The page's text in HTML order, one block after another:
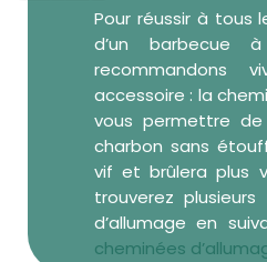
Pour réussir à tous
d’un barbecue
recommandons
accessoire : la
vous permettre
charbon sans
vif et brûlera plus
trouverez
d’allumage en
cheminées